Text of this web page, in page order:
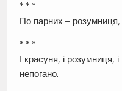
* * *
По парних –
* * *
І красуня, і розумниця,
непогано.